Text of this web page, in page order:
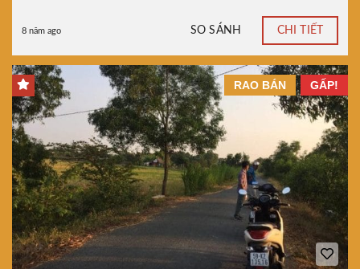
8 năm ago SO SÁNH CHI TIẾT
GẤP!
RAO BÁN